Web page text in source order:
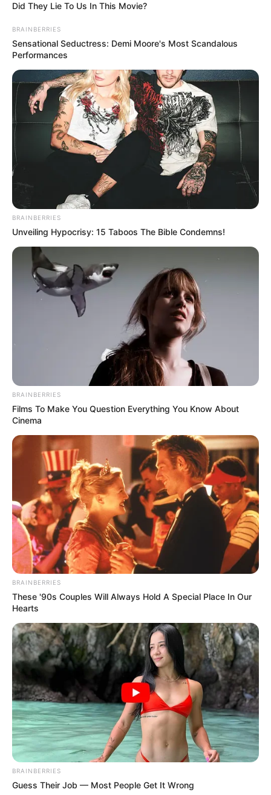
Sew very crafty
Mundo das tribos
Did They Lie To Us In This Movie?
BRAINBERRIES
Sensational Seductress: Demi Moore's Most Scandalous
Performances
BRAINBERRIES
Unveiling Hypocrisy: 15 Taboos The Bible Condemns!
BRAINBERRIES
Films To Make You Question Everything You Know About
Cinema
BRAINBERRIES
These '90s Couples Will Always Hold A Special Place In Our
Hearts
BRAINBERRIES
Guess Their Job — Most People Get It Wrong